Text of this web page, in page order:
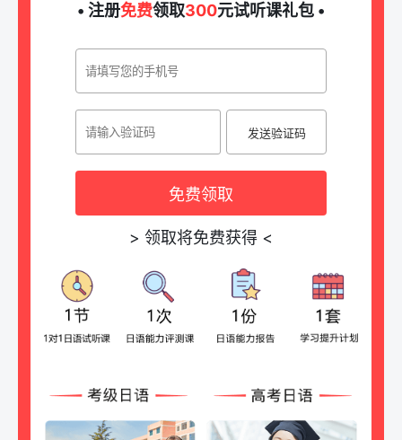
• 注册免费领取300元试听课礼包 •
发送验证码
免费领取
> 领取将免费获得 <